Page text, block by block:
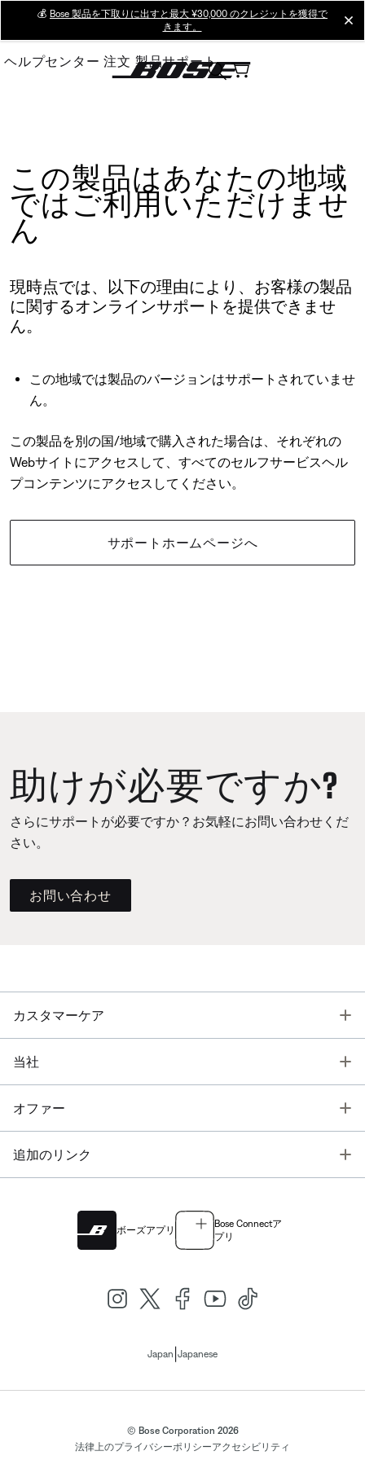
Main
💰 Bose 製品を下取りに出すと最大 ¥30,000 のクレジットを獲得で
きます。
ヘルプセンター 注文 製品サポート
この製品はあなたの地域
ではご利用いただけませ
ん
現時点では、以下の理由により、お客様の製品
に関するオンラインサポートを提供できませ
ん。
この地域では製品のバージョンはサポートされていませ
ん。
この製品を別の国/地域で購入された場合は、それぞれの
Webサイトにアクセスして、すべてのセルフサービスヘル
プコンテンツにアクセスしてください。
サポートホームページへ
助けが必要ですか?
さらにサポートが必要ですか？お気軽にお問い合わせくだ
さい。
お問い合わせ
カスタマーケア
当社
オファー
追加のリンク
ボーズアプリ
Bose Connectア
プリ
Japan Japanese
© Bose Corporation 2026
法律上のプライバシーポリシーアクセシビリティ